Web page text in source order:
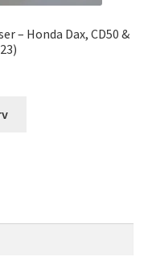
– Honda Dax, CD50 &